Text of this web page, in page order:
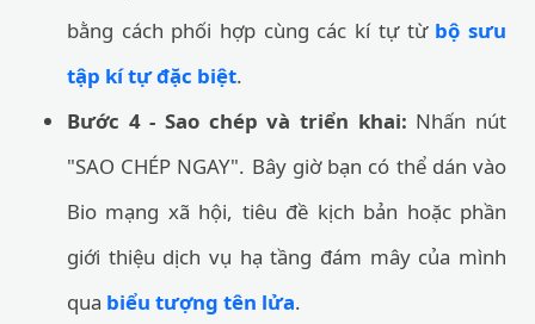
bằng cách phối hợp cùng các kí tự từ bộ sưu
tập kí tự đặc biệt.
Bước 4 - Sao chép và triển khai: Nhấn nút
"SAO CHÉP NGAY". Bây giờ bạn có thể dán vào
Bio mạng xã hội, tiêu đề kịch bản hoặc phần
giới thiệu dịch vụ hạ tầng đám mây của mình
qua biểu tượng tên lửa.